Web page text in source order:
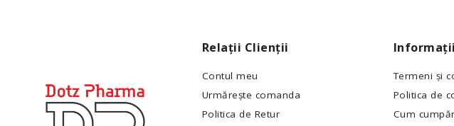
Relații Clienții
Contul meu
Urmărește comanda
Politica de Retur
Informații
Termeni și
Politica de
Cum